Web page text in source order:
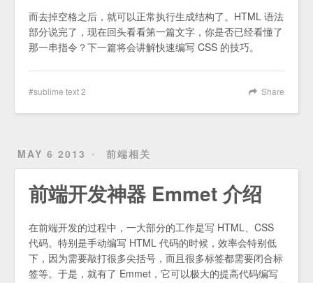
而去掉空格之后，就可以正常执行生成结构了。HTML 语法
部分说完了，现在回头看看第一篇文字，你是否已经看懂了
那一串指令？下一篇将会讲解快速编写 CSS 的技巧。
Share
sublime text 2
MAY 6 2013 前端相关
前端开发神器 Emmet 介绍
在前端开发的过程中，一大部分的工作是写 HTML、CSS
代码。特别是手动编写 HTML 代码的时候，效率会特别低
下，因为需要敲打很多尖括号，而且很多标签都需要闭合标
签等。于是，就有了 Emmet，它可以极大的提高代码编写